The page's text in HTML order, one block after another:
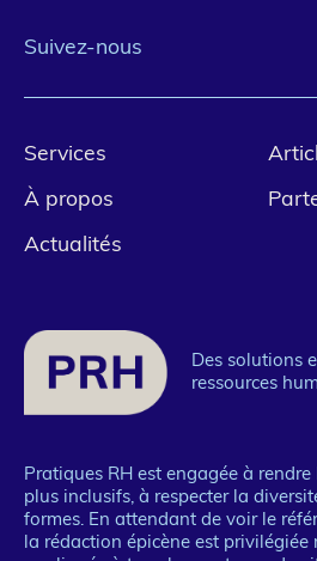
Suivez-nous
Pied
de
page
Services
À propos
Actualités
Des solutions
ressources
Pratiques RH est engagée à
plus inclusifs, à respecter la
formes. En attendant de voir le
la rédaction épicène est privilégiée